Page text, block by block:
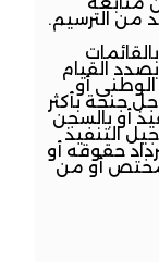
من الترسيم.
القيام
أو
بأكثر
أو بالسجن
التنفيذ
حقوقه أو
أو من